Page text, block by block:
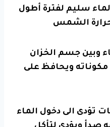
سليم لفترة أطول
الشمس
وبين جسم الخزان
مكوناته ويحافظ على
تؤدى الى دخول الماء